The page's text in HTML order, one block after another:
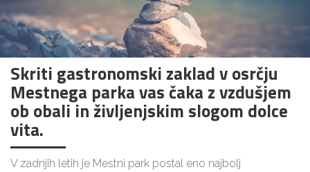
Skriti gastronomski zaklad v osrčju
Mestnega parka vas čaka z vzdušjem
ob obali in življenjskim slogom dolce
vita.
V zadnjih letih je Mestni park postal eno najbolj